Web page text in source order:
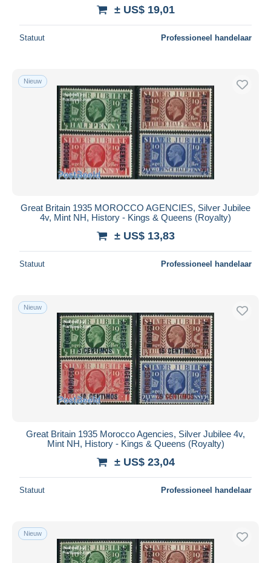
± US$ 19,01
Statuut Professioneel handelaar
Nieuw
Great Britain 1935 MOROCCO AGENCIES, Silver Jubilee
4v, Mint NH, History - Kings & Queens (Royalty)
± US$ 13,83
Statuut Professioneel handelaar
Nieuw
Great Britain 1935 Morocco Agencies, Silver Jubilee 4v,
Mint NH, History - Kings & Queens (Royalty)
± US$ 23,04
Statuut Professioneel handelaar
Nieuw